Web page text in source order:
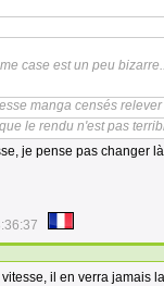
case est un peu
manga censés
le rendu n'est pas
je pense pas changer
il en verra jamais